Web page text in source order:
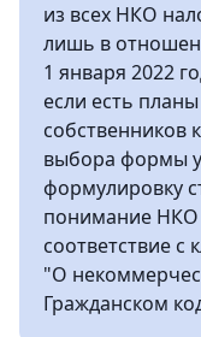
из всех НКО
лишь в
1 января 2022
если есть
собственников
выбора формы
формулировку
понимание НКО
соответствие с
"О
Гражданском